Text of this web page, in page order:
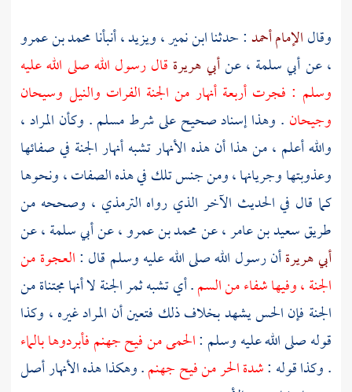
وقالالإمام أحمد: حدثناابن نمير،ويزيد، أنبأنامحمد بن عمرو
، عنأبي سلمة ، عنأبي هريرة قال رسول الله صلى الله عليه
وسلم : فجرت أربعة أنهار من الجنة الفرات والنيل وسيحان
وجيحان . وهذا إسناد صحيح على شرطمسلم. وكأن المراد ،
والله أعلم ، من هذا أن هذه الأنهار تشبه أنهار الجنة في صفائها
وعذوبتها وجريانها ، ومن جنس تلك في هذه الصفات ، ونحوها
كما قال في الحديث الآخر الذي رواه الترمذي ، وصححه من
طريقسعيد بن عامر، عنمحمد بن عمرو، عنأبي سلمة، عن
أبي هريرةأن رسول الله صلى الله عليه وسلم قال :العجوة من
الجنة ، وفيها شفاء من السم. أي تشبه ثمر الجنة لا أنها مجتناة من
الجنة فإن الحس يشهد بخلاف ذلك فتعين أن المراد غيره ، وكذا
قوله صلى الله عليه وسلم :الحمى من فيح جهنم فأبردوها بالماء
. وكذا قوله :شدة الحر من فيح جهنم. وهكذا هذه الأنهار أصل